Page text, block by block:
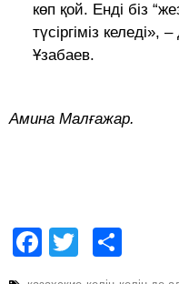
көп қой. Енді біз
түсіргіміз келеді»,
Ұзабаев.
Амина Малғажар.
Facebook
Twitter